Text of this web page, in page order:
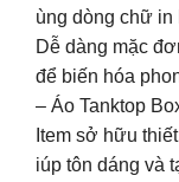
ùng dòng chữ
Dễ dàng mặc
để biến hóa
– Áo Tanktop
Item sở hữu
iúp tôn dáng và